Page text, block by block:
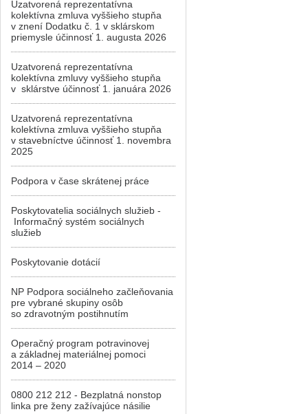
Uzatvorená reprezentatívna
kolektívna zmluva vyššieho stupňa
v znení Dodatku č. 1 v sklárskom
priemysle účinnosť 1. augusta 2026
Uzatvorená reprezentatívna
kolektívna zmluvy vyššieho stupňa
v sklárstve účinnosť 1. januára 2026
Uzatvorená reprezentatívna
kolektívna zmluva vyššieho stupňa
v stavebníctve účinnosť 1. novembra
2025
Podpora v čase skrátenej práce
Poskytovatelia sociálnych služieb -
Informačný systém sociálnych
služieb
Poskytovanie dotácií
NP Podpora sociálneho začleňovania
pre vybrané skupiny osôb
so zdravotným postihnutím
Operačný program potravinovej
a základnej materiálnej pomoci
2014 – 2020
0800 212 212 - Bezplatná nonstop
linka pre ženy zažívajúce násilie